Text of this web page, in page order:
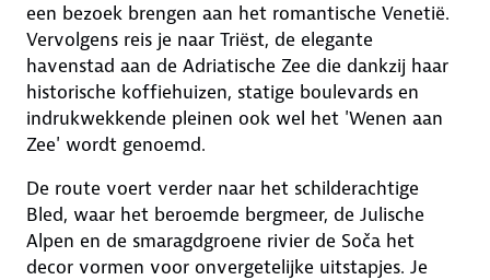
een bezoek brengen aan het romantische Venetië.
Vervolgens reis je naar Triëst, de elegante
havenstad aan de Adriatische Zee die dankzij haar
historische koffiehuizen, statige boulevards en
indrukwekkende pleinen ook wel het 'Wenen aan
Zee' wordt genoemd.
De route voert verder naar het schilderachtige
Bled, waar het beroemde bergmeer, de Julische
Alpen en de smaragdgroene rivier de Soča het
decor vormen voor onvergetelijke uitstapjes. Je